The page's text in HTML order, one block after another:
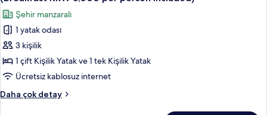
görün
5,000
per
person
included)
hakkında
daha
detay
SALE]
Deluxe
Family
Twin
Room
(Breakfast
KRW
5,000
Şehir manzaralı
1 yatak odası
3 kişilik
1 çift Kişilik Yatak ve 1 tek Kişilik Yatak
Ücretsiz kablosuz internet
Daha çok detay
[Breakfast